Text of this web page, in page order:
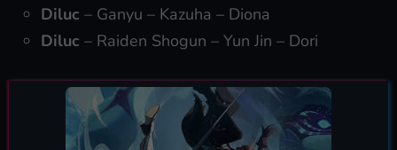
Diluc – Ganyu – Kazuha – Diona
Diluc – Raiden Shogun – Yun Jin – Dori